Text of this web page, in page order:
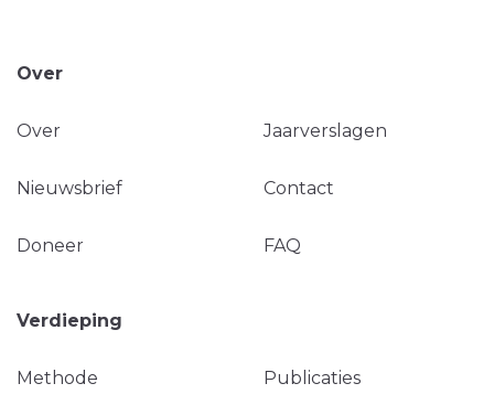
Over
Over Jaarverslagen
Nieuwsbrief Contact
Doneer FAQ
Verdieping
Methode Publicaties